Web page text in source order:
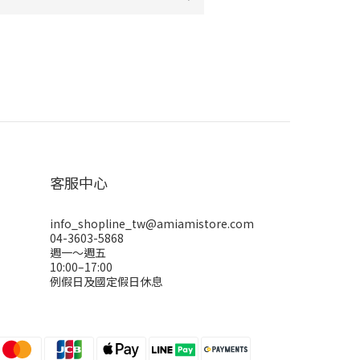
客服中心
info_shopline_tw@amiamistore.com
04-3603-5868
週一～週五
10:00–17:00
例假日及國定假日休息